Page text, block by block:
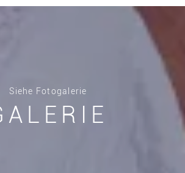
Siehe Fotogalerie